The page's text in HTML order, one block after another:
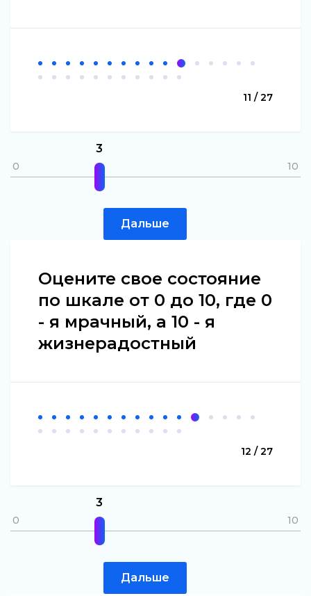
11 / 27
0 10
3
Дальше
Оцените свое состояние
по шкале от 0 до 10, где 0
- я мрачный, а 10 - я
жизнерадостный
12 / 27
0 10
3
Дальше